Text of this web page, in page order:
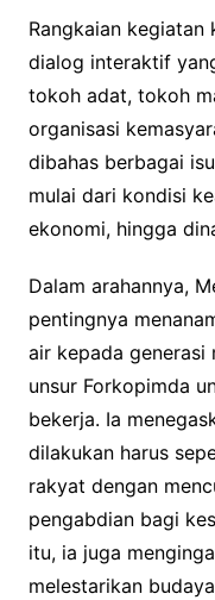
Rangkaian kegiatan
dialog interaktif
tokoh adat, tokoh
organisasi
dibahas berbagai
mulai dari kondisi
ekonomi, hingga
Dalam arahannya,
pentingnya
air kepada generasi
unsur Forkopimda
bekerja. Ia
dilakukan harus
rakyat dengan
pengabdian bagi
itu, ia juga
melestarikan